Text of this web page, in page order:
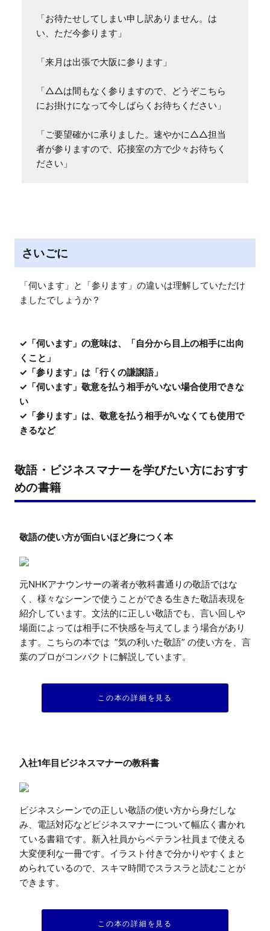
「お待たせしてしまい申し訳ありません。は
い、ただ今参ります」
「来月は出張で大阪に参ります」
「△△は間もなく参りますので、どうぞこちら
にお掛けになって今しばらくお待ちください」
「ご要望確かに承りました。速やかに△△担当
者が参りますので、応接室の方で少々お待ちく
ださい」
さいごに
「伺います」と「参ります」の違いは理解していただけ
ましたでしょうか？
✓「伺います」の意味は、「自分から目上の相手に出向
くこと」
✓「参ります」は「行くの謙譲語」
✓「伺います」敬意を払う相手がいない場合使用できな
い
✓「参ります」は、敬意を払う相手がいなくても使用で
きるなど
敬語・ビジネスマナーを学びたい方におすす
めの書籍
元NHKアナウンサーの著者が教科書通りの敬語ではな
く、様々なシーンで使うことができる生きた敬語表現を
紹介しています。文法的に正しい敬語でも、言い回しや
場面によっては相手に不快感を与えてしまう場合があり
ます。こちらの本では  ”気の利いた敬語” の使い方を、言
葉のプロがコンパクトに解説しています。
この本の詳細を見る
ビジネスシーンでの正しい敬語の使い方から身だしな
み、電話対応などビジネスマナーについて幅広く書かれ
ている書籍です。新入社員からベテラン社員まで使える
大変便利な一冊です。イラスト付きで分かりやすくまと
められているので、スキマ時間でスラスラと読むことが
できます。
この本の詳細を見る